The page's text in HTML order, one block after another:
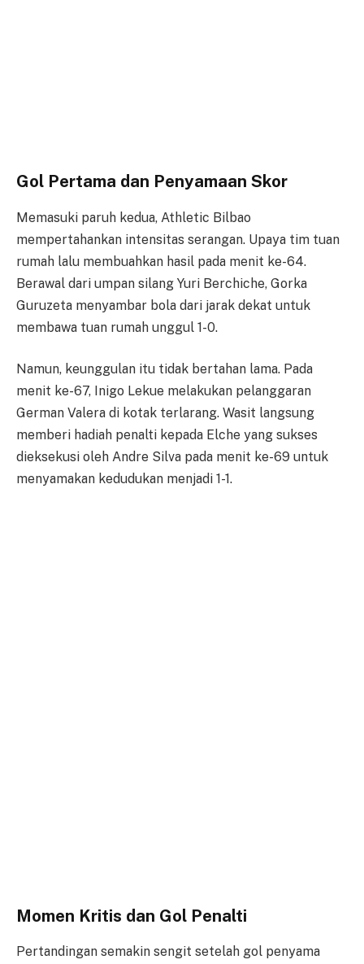
Gol Pertama dan Penyamaan Skor
Memasuki paruh kedua, Athletic Bilbao
mempertahankan intensitas serangan. Upaya tim tuan
rumah lalu membuahkan hasil pada menit ke-64.
Berawal dari umpan silang Yuri Berchiche, Gorka
Guruzeta menyambar bola dari jarak dekat untuk
membawa tuan rumah unggul 1-0.
Namun, keunggulan itu tidak bertahan lama. Pada
menit ke-67, Inigo Lekue melakukan pelanggaran
German Valera di kotak terlarang. Wasit langsung
memberi hadiah penalti kepada Elche yang sukses
dieksekusi oleh Andre Silva pada menit ke-69 untuk
menyamakan kedudukan menjadi 1-1.
Momen Kritis dan Gol Penalti
Pertandingan semakin sengit setelah gol penyama